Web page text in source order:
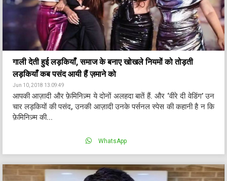
गाली देती हुई लड़कियाँ, समाज के बनाए खोखले नियमों को तोड़ती
लड़कियाँ कब पसंद आयी हैं ज़माने को
Jun 10, 2018 13:09:49
आपकी आज़ादी और फ़ेमिनिज़्म ये दोनों अलहदा बातें हैं. और ‘वीरे दी वेडिंग’ उन
चार लड़कियों की पसंद, उनकी आज़ादी उनके पर्सनल स्पेस की कहानी है न कि
फ़ेमिनिज़्म की...
WhatsApp